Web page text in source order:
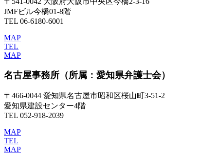
JMFビル今橋01-8階
TEL 06-6180-6001
MAP
TEL
MAP
名古屋事務所 （所属：愛知県弁護士会）
〒466-0044 愛知県名古屋市昭和区桜山町3-51-2
愛知県建設センター4階
TEL 052-918-2039
MAP
TEL
MAP